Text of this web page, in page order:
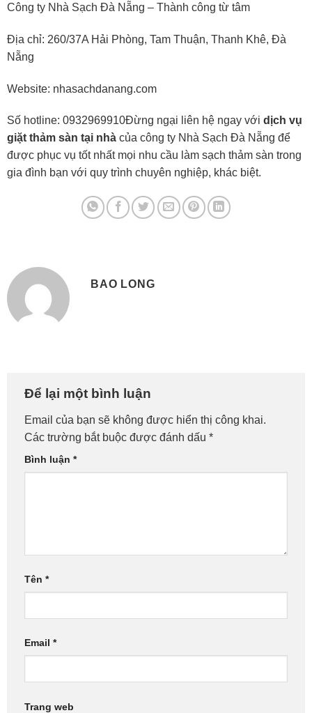
Công ty Nhà Sạch Đà Nẵng – Thành công từ tâm
Địa chỉ: 260/37A Hải Phòng, Tam Thuận, Thanh Khê, Đà
Nẵng
Website: nhasachdanang.com
Số hotline: 0932969910Đừng ngại liên hệ ngay với dịch vụ
giặt thảm sàn tại nhà của công ty Nhà Sạch Đà Nẵng để
được phục vụ tốt nhất mọi nhu cầu làm sạch thảm sàn trong
gia đình bạn với quy trình chuyên nghiệp, khác biệt.
BAO LONG
Để lại một bình luận
Email của bạn sẽ không được hiển thị công khai.
Các trường bắt buộc được đánh dấu *
Bình luận *
Tên *
Email *
Trang web